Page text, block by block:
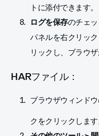
トに添付できます。
ログを保存のチェ
パネルを右クリック
リックし、ブラウ
HARファイル：
ブラウザウィンド
クをクリックします